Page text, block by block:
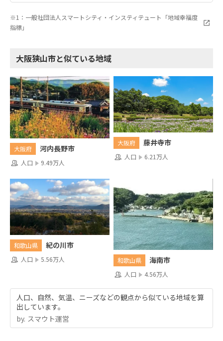
※1：一般社団法人スマートシティ・インスティテュート「地域幸福度
指標」
大阪狭山市と似ている地域
大阪府 河内長野市
人口 9.49万人
大阪府 藤井寺市
人口 6.21万人
和歌山県 紀の川市
人口 5.56万人 和歌山県 海南市
人口 4.56万人
人口、自然、気温、ニーズなどの観点から似ている地域を算
出しています。
by.︎ スマウト運営